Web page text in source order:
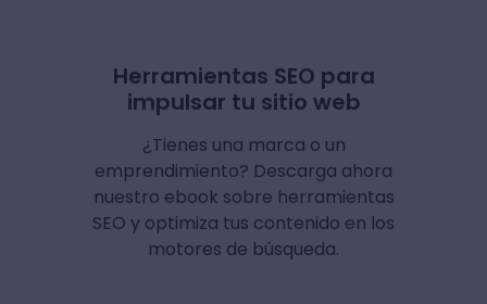
Herramientas SEO para
impulsar tu sitio web
¿Tienes una marca o un
emprendimiento? Descarga ahora
nuestro ebook sobre herramientas
SEO y optimiza tus contenido en los
motores de búsqueda.